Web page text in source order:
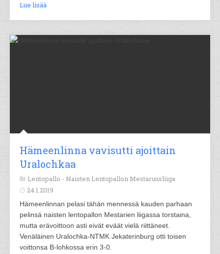
Lue lisää
Hämeenlinna vavisutti ajoittain
Uralochkaa
Lentopallo - Naisten Lentopallon Mestaruusliiga
24.1.2019
Hämeenlinnan pelasi tähän mennessä kauden parhaan
pelinsä naisten lentopallon Mestarien liigassa torstaina,
mutta erävoittoon asti eivät eväät vielä riittäneet.
Venäläinen Uralochka-NTMK Jekaterinburg otti toisen
voittonsa B-lohkossa erin 3-0.